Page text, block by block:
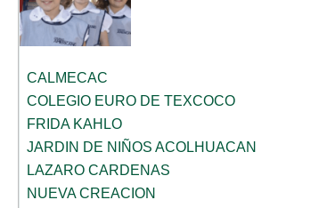
CALMECAC
COLEGIO EURO DE TEXCOCO
FRIDA KAHLO
JARDIN DE NIÑOS ACOLHUACAN
LAZARO CARDENAS
NUEVA CREACION